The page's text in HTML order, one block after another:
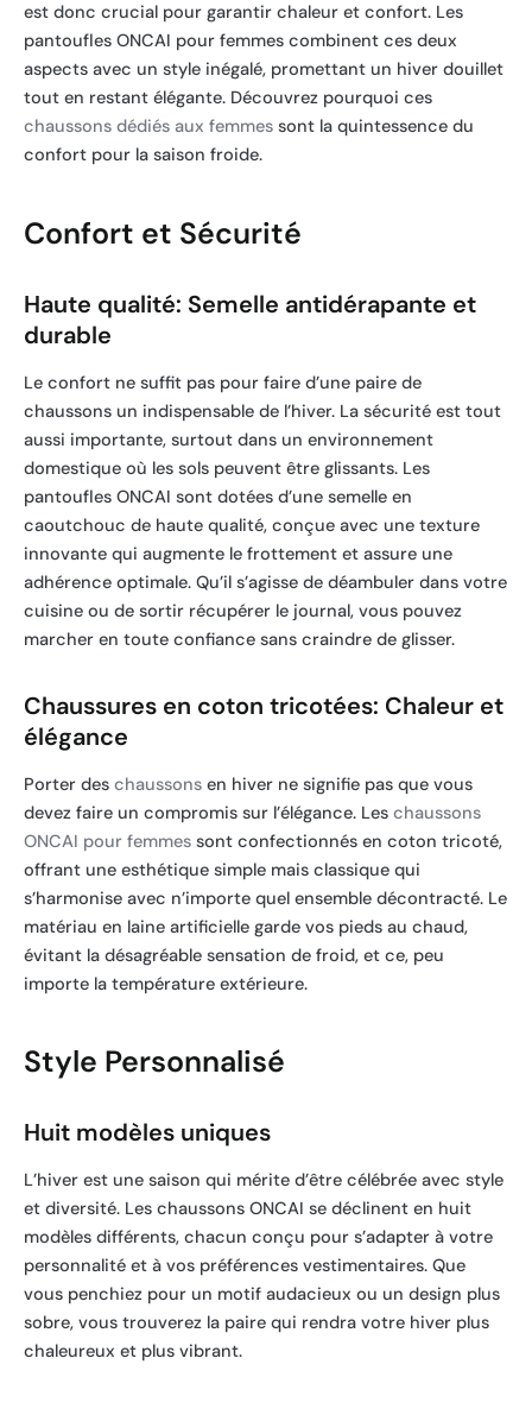
est donc crucial pour garantir chaleur et confort. Les
pantoufles ONCAI pour femmes combinent ces deux
aspects avec un style inégalé, promettant un hiver douillet
tout en restant élégante. Découvrez pourquoi ces
chaussons dédiés aux femmes sont la quintessence du
confort pour la saison froide.
Confort et Sécurité
Haute qualité: Semelle antidérapante et
durable
Le confort ne suffit pas pour faire d’une paire de
chaussons un indispensable de l’hiver. La sécurité est tout
aussi importante, surtout dans un environnement
domestique où les sols peuvent être glissants. Les
pantoufles ONCAI sont dotées d’une semelle en
caoutchouc de haute qualité, conçue avec une texture
innovante qui augmente le frottement et assure une
adhérence optimale. Qu’il s’agisse de déambuler dans votre
cuisine ou de sortir récupérer le journal, vous pouvez
marcher en toute confiance sans craindre de glisser.
Chaussures en coton tricotées: Chaleur et
élégance
Porter des chaussons en hiver ne signifie pas que vous
devez faire un compromis sur l’élégance. Les chaussons
ONCAI pour femmes sont confectionnés en coton tricoté,
offrant une esthétique simple mais classique qui
s’harmonise avec n’importe quel ensemble décontracté. Le
matériau en laine artificielle garde vos pieds au chaud,
évitant la désagréable sensation de froid, et ce, peu
importe la température extérieure.
Style Personnalisé
Huit modèles uniques
L’hiver est une saison qui mérite d’être célébrée avec style
et diversité. Les chaussons ONCAI se déclinent en huit
modèles différents, chacun conçu pour s’adapter à votre
personnalité et à vos préférences vestimentaires. Que
vous penchiez pour un motif audacieux ou un design plus
sobre, vous trouverez la paire qui rendra votre hiver plus
chaleureux et plus vibrant.